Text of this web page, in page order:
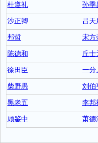
杜遵礼 孙季
沙正卿 吕天
邦哲 宋方
陈德和 丘士
徐田臣 一分
柴野愚 刘伯
黑老五 李邦
顾鉴中 萧德